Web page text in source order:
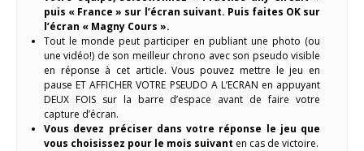
puis « France » sur l’écran suivant. Puis faites OK sur
l’écran « Magny Cours ».
Tout le monde peut participer en publiant une photo (ou
une vidéo!) de son meilleur chrono avec son pseudo visible
en réponse à cet article. Vous pouvez mettre le jeu en
pause ET AFFICHER VOTRE PSEUDO A L’ECRAN en appuyant
DEUX FOIS sur la barre d’espace avant de faire votre
capture d’écran.
Vous devez préciser dans votre réponse le jeu que
vous choisissez pour le mois suivant en cas de victoire.